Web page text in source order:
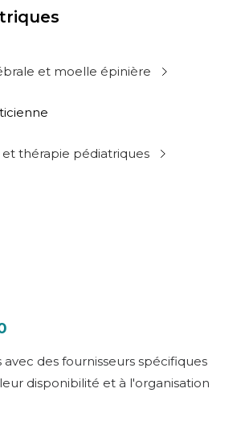
Colonne vertébrale et moelle épinière
praticienne
thérapie pédiatriques
avec des fournisseurs spécifiques
disponibilité et à l'organisation